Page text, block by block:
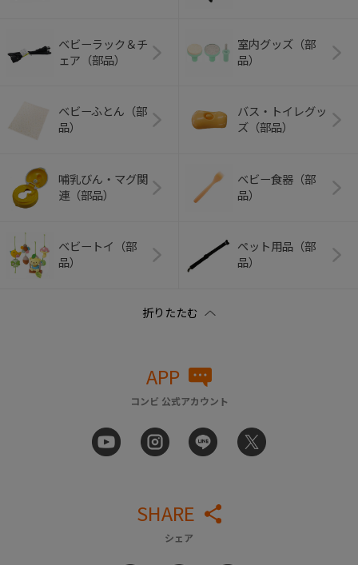
ベビーラック＆チ
ェア（部品）
室内グッズ（部
品）
ベビーふとん（部
品）
バス・トイレグッ
ズ（部品）
哺乳びん・マグ関
連（部品）
ベビー食器（部
品）
ベビートイ（部
品）
ペット用品（部
品）
APP
コンビ 公式アカウント
SHARE
シェア